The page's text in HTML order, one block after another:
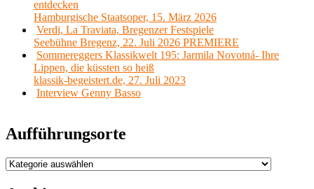
entdecken
Hamburgische Staatsoper, 15. März 2026
Verdi, La Traviata, Bregenzer Festspiele
Seebühne Bregenz, 22. Juli 2026 PREMIERE
Sommereggers Klassikwelt 195: Jarmila Novotná- Ihre
Lippen, die küssten so heiß
klassik-begeistert.de, 27. Juli 2023
Interview Genny Basso
Aufführungsorte
Aufführungsorte